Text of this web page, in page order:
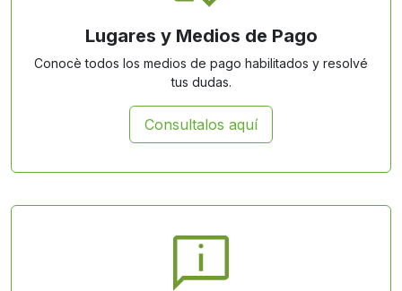
Lugares y Medios de Pago
Conocè todos los medios de pago habilitados y resolvé
tus dudas.
Consultalos aquí